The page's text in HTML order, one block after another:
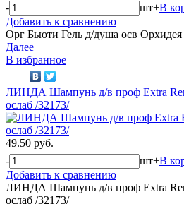
-
шт+В
Добавить к сравнению
Орг Бьюти Гель д/душа осв
Далее
В избранное
ЛИНДА Шампунь д/в проф Extra
ослаб /32173/
49.50 руб.
-
шт+В
Добавить к сравнению
ЛИНДА Шампунь д/в проф Extra
ослаб /32173/